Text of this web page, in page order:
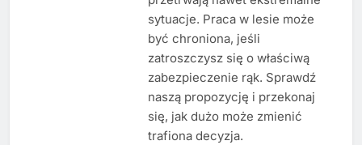
sytuacje. Praca w lesie może
być chroniona, jeśli
zatroszczysz się o właściwą
zabezpieczenie rąk. Sprawdź
naszą propozycję i przekonaj
się, jak dużo może zmienić
trafiona decyzja.